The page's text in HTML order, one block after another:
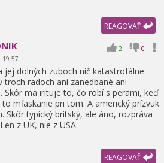
REAGOVAŤ
2 0
19:57
jej dolných zuboch nič katastrofálne.
troch radoch ani zanedbané ani
Skôr ma irituje to, čo robí s perami, keď
mľaskanie pri tom. A americký prízvuk
Skôr typický britský, ale áno, rozpráva
z UK, nie z USA.
REAGOVAŤ